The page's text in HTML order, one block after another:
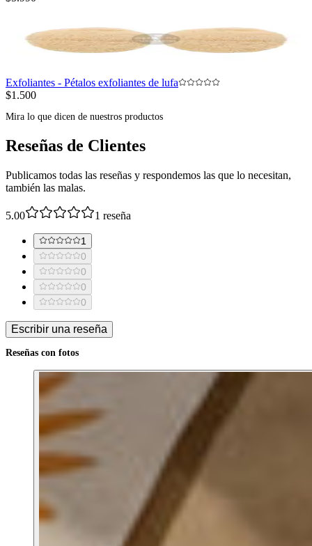
Exfoliantes - Pétalos exfoliantes de lufa
$1.500
Mira lo que dicen de nuestros productos
Reseñas de Clientes
Publicamos todas las reseñas y respondemos las que lo necesitan,
también las malas.
5.00 1 reseña
1
0
0
0
0
Escribir una reseña
Reseñas con fotos